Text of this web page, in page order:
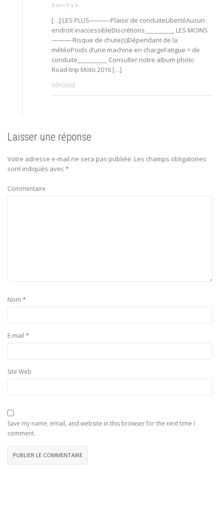
6 ans Il y a
[…] LES PLUS———-Plaisir de conduiteLibertéAucun
endroit inaccessibleDiscrétions__________ LES MOINS
———-Risque de chute(s)Dépendant de la
météoPoids d’une machine en chargeFatigue = de
conduite__________ Consulter notre album photo
Road-trip Moto 2016 […]
RÉPONSE
Laisser une réponse
Votre adresse e-mail ne sera pas publiée. Les champs obligatoires
sont indiqués avec*
Commentaire
Nom *
E-mail *
Site Web
Save my name, email, and website in this browser for the next time I
comment.